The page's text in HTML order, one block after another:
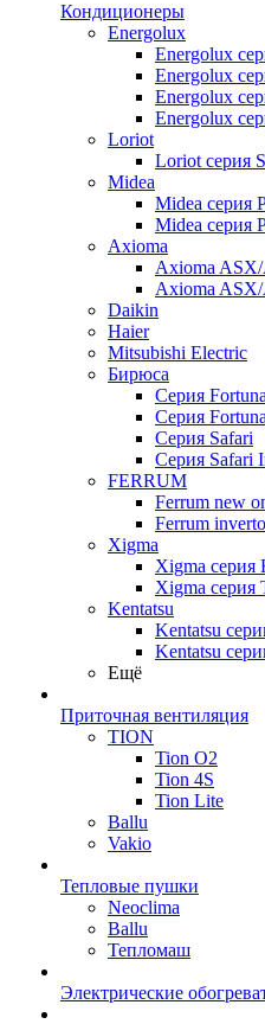
Кондиционеры
Energolux
Energolux
Energolux
Energolux
Energolux
Loriot
Loriot серия
Midea
Midea серия
Midea серия
Axioma
Axioma
Axioma
Daikin
Haier
Mitsubishi Electric
Бирюса
Серия Fortuna
Серия
Серия Safari
Серия Safari
FERRUM
Ferrum new
Ferrum
Xigma
Xigma
Xigma
Kentatsu
Kentatsu
Kentatsu
Ещё
Приточная вентиляция
TION
Tion O2
Tion 4S
Tion Lite
Ballu
Vakio
Тепловые пушки
Neoclima
Ballu
Тепломаш
Электрические